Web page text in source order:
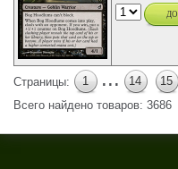
Страницы: 1 ... 14 15
Всего найдено товаров: 3686